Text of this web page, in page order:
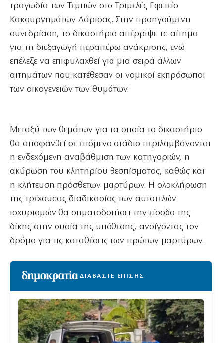
τραγωδία των Τεμπών στο Τριμελές Εφετείο
Κακουργημάτων Λάρισας. Στην προηγούμενη
συνεδρίαση, το δικαστήριο απέρριψε το αίτημα
για τη διεξαγωγή περαιτέρω ανάκρισης, ενώ
επέλεξε να επιφυλαχθεί για μια σειρά άλλων
αιτημάτων που κατέθεσαν οι νομικοί εκπρόσωποι
των οικογενειών των θυμάτων.
Μεταξύ των θεμάτων για τα οποία το δικαστήριο
θα αποφανθεί σε επόμενο στάδιο περιλαμβάνονται
η ενδεχόμενη αναβάθμιση των κατηγοριών, η
ακύρωση του κλητηρίου θεσπίσματος, καθώς και
η κλήτευση πρόσθετων μαρτύρων. Η ολοκλήρωση
της τρέχουσας διαδικασίας των αυτοτελών
ισχυρισμών θα σηματοδοτήσει την είσοδο της
δίκης στην ουσία της υπόθεσης, ανοίγοντας τον
δρόμο για τις καταθέσεις των πρώτων μαρτύρων.
ΔΙΑΒΑΣΤΕ ΕΠΙΣΗΣ